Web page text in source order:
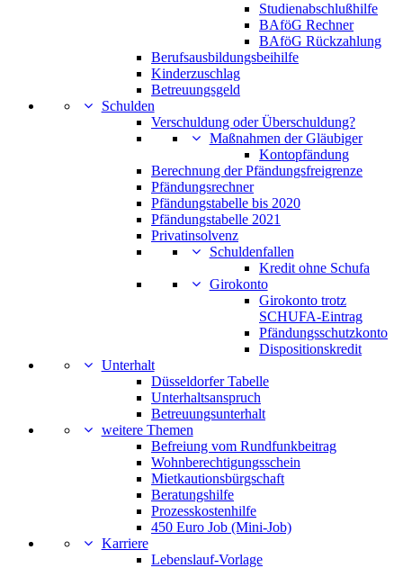
Studienabschlußhilfe
BAföG Rechner
BAföG Rückzahlung
Berufsausbildungsbeihilfe
Kinderzuschlag
Betreuungsgeld
Schulden
Verschuldung oder Überschuldung?
Maßnahmen der Gläubiger
Kontopfändung
Berechnung der Pfändungsfreigrenze
Pfändungsrechner
Pfändungstabelle bis 2020
Pfändungstabelle 2021
Privatinsolvenz
Schuldenfallen
Kredit ohne Schufa
Girokonto
Girokonto trotz
SCHUFA-Eintrag
Pfändungsschutzkonto
Dispositionskredit
Unterhalt
Düsseldorfer Tabelle
Unterhaltsanspruch
Betreuungsunterhalt
weitere Themen
Befreiung vom Rundfunkbeitrag
Wohnberechtigungsschein
Mietkautionsbürgschaft
Beratungshilfe
Prozesskostenhilfe
450 Euro Job (Mini-Job)
Karriere
Lebenslauf-Vorlage